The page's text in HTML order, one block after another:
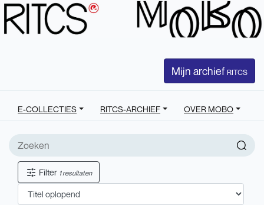
Mijn archief RITCS
E-COLLECTIES RITCS-ARCHIEF OVER MOBO
Filter 1 resultaten